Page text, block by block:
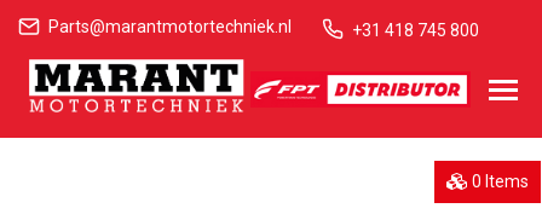
Parts@marantmotortechniek.nl +31 418 745 800
0 Items